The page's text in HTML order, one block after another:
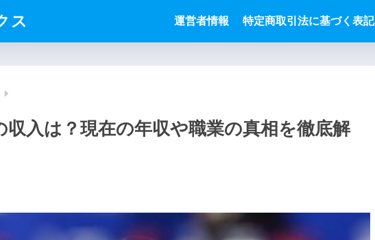
ス 運営者情報 特定商取引法に基づく表記
収入は？現在の年収や職業の真相を徹底解